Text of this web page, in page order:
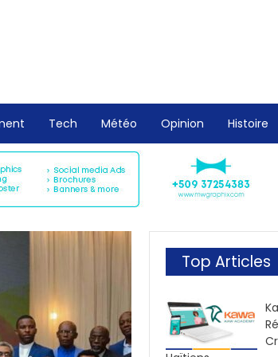
Tech Météo Opinion Histoire
Top Articles